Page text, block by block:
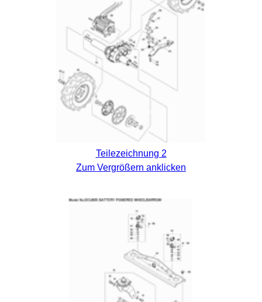
Teilezeichnung 2
Zum Vergrößern anklicken